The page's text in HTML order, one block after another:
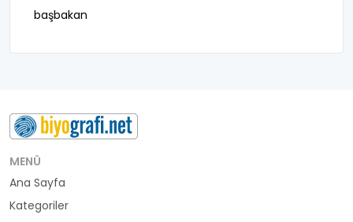
başbakan
belediye başkanı
buluş
bürokrat
büyükelçi
MENÜ
Ana Sayfa
Kategoriler